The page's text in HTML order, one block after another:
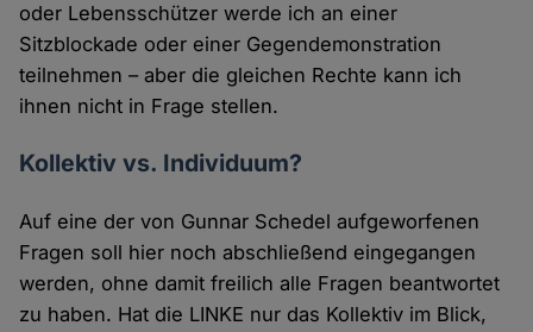
oder Lebensschützer werde ich an einer
Sitzblockade oder einer Gegendemonstration
teilnehmen – aber die gleichen Rechte kann ich
ihnen nicht in Frage stellen.
Kollektiv vs. Individuum?
Auf eine der von Gunnar Schedel aufgeworfenen
Fragen soll hier noch abschließend eingegangen
werden, ohne damit freilich alle Fragen beantwortet
zu haben. Hat die LINKE nur das Kollektiv im Blick,